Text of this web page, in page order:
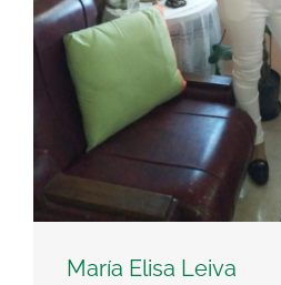
María Elisa Leiva